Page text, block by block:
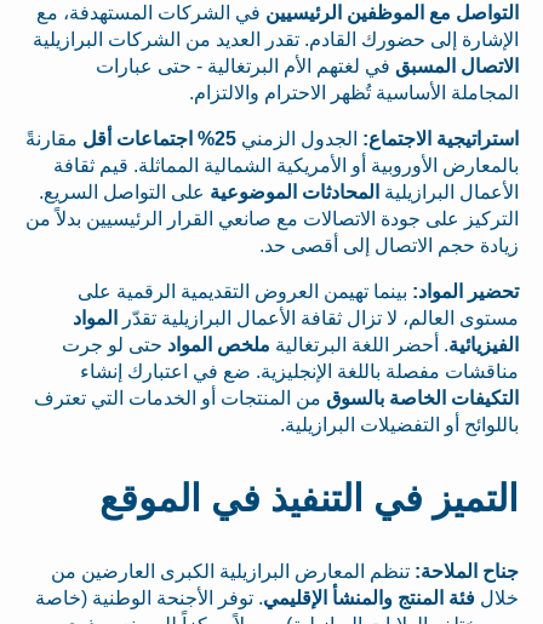
التواصل مع الموظفين الرئيسيين في الشركات المستهدفة، مع
الإشارة إلى حضورك القادم. تقدر العديد من الشركات البرازيلية
الاتصال المسبق في لغتهم الأم البرتغالية - حتى عبارات
المجاملة الأساسية تُظهر الاحترام والالتزام.
استراتيجية الاجتماع: الجدول الزمني 25% اجتماعات أقل
مقارنةً
بالمعارض الأوروبية أو الأمريكية الشمالية المماثلة. قيم ثقافة
الأعمال البرازيلية المحادثات الموضوعية على التواصل السريع.
التركيز على جودة الاتصالات مع صانعي القرار الرئيسيين بدلاً من
زيادة حجم الاتصال إلى أقصى حد.
تحضير المواد: بينما تهيمن العروض التقديمية الرقمية على
مستوى العالم، لا تزال ثقافة الأعمال البرازيلية تقدّر
المواد
الفيزيائية. أحضر اللغة البرتغالية ملخص المواد حتى لو جرت
مناقشات مفصلة باللغة الإنجليزية. ضع في اعتبارك إنشاء
التكيفات الخاصة بالسوق من المنتجات أو الخدمات التي تعترف
باللوائح أو التفضيلات البرازيلية.
التميز في التنفيذ في الموقع
جناح الملاحة: تنظم المعارض البرازيلية الكبرى العارضين من
خلال فئة المنتج والمنشأ الإقليمي. توفر الأجنحة الوطنية (خاصة